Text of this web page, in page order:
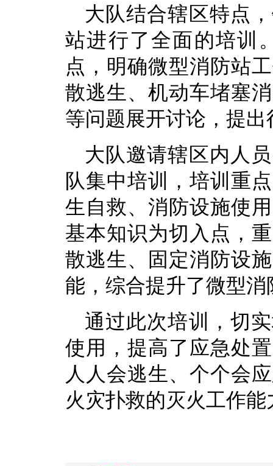
大队结合辖区特点
站进行了全面的培训
点，明确微型消防站
散逃生、机动车堵塞
等问题展开讨论，提
大队邀请辖区内人
队集中培训，培训重
生自救、消防设施使
基本知识为切入点，
散逃生、固定消防设
能，综合提升了微型
通过此次培训，切
使用，提高了应急处
人人会逃生、个个会
火灾扑救的灭火工作能